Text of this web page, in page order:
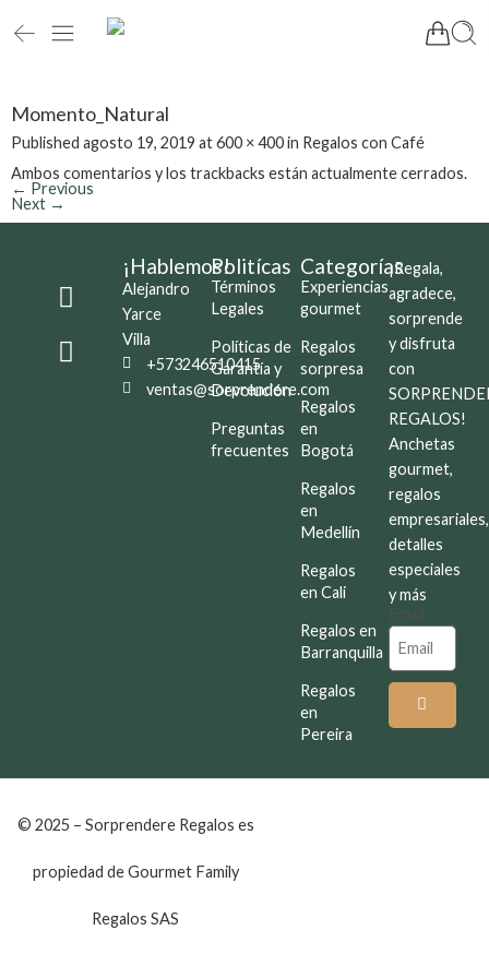
Momento_Natural
Published agosto 19, 2019 at600 × 400in Regalos con Café
Ambos comentarios y los trackbacks están actualmente cerrados.
← Previous
Next →
¡Hablemos!
Alejandro
Yarce
Villa
+573246510415
ventas@sorprendere.com
Politícas
Términos
Legales
Políticas de
Garantía y
Devolución
Preguntas
frecuentes
Categorías
Experiencias
gourmet
Regalos
sorpresa
Regalos
en
Bogotá
Regalos
en
Medellín
Regalos
en Cali
Regalos en
Barranquilla
Regalos
en
Pereira
¡Regala,
agradece,
sorprende
y disfruta
con
REGALOS!
Anchetas
gourmet,
regalos
empresariales,
detalles
especiales
y más
Email
© 2025 – Sorprendere Regalos es
propiedad de Gourmet Family
Regalos SAS